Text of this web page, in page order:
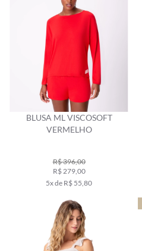
BLUSA ML VISCOSOFT
VERMELHO
R$ 396,00
R$ 279,00
5x de R$ 55,80